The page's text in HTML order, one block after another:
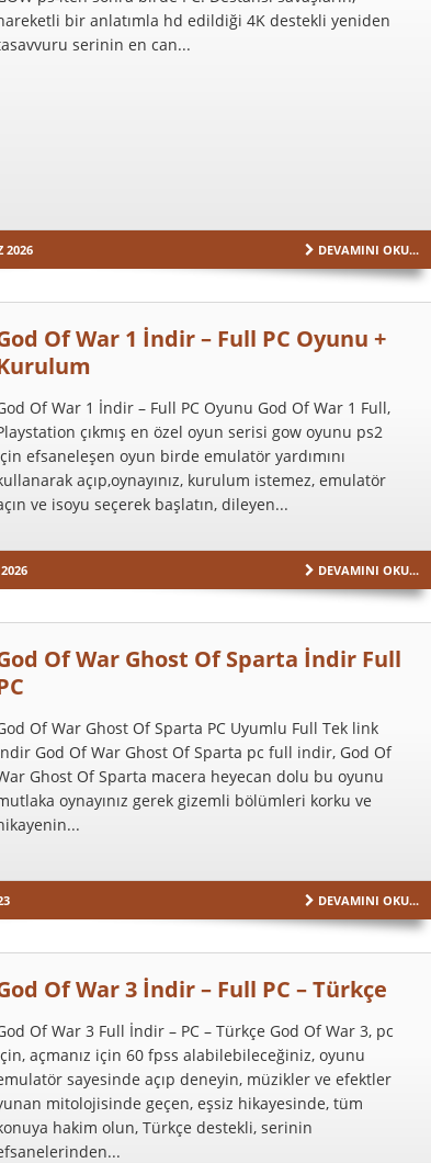
bir anlatımla hd edildiği 4K destekli yeniden
serinin en can...
2026 DEVAMINI OKU...
Of War 1 İndir – Full PC Oyunu +
Of War 1 İndir – Full PC Oyunu God Of War 1 Full,
çıkmış en özel oyun serisi gow oyunu ps2
efsaneleşen oyun birde emulatör yardımını
açıp,oynayınız, kurulum istemez, emulatör
ve isoyu seçerek başlatın, dileyen...
DEVAMINI OKU...
Of War Ghost Of Sparta İndir Full
Of War Ghost Of Sparta PC Uyumlu Full Tek link
God Of War Ghost Of Sparta pc full indir, God Of
Ghost Of Sparta macera heyecan dolu bu oyunu
oynayınız gerek gizemli bölümleri korku ve
DEVAMINI OKU...
Of War 3 İndir – Full PC – Türkçe
Of War 3 Full İndir – PC – Türkçe God Of War 3, pc
açmanız için 60 fpss alabilebileceğiniz, oyunu
sayesinde açıp deneyin, müzikler ve efektler
mitolojisinde geçen, eşsiz hikayesinde, tüm
hakim olun, Türkçe destekli, serinin